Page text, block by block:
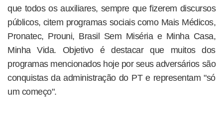
que todos os auxiliares, sempre que fizerem discursos
públicos, citem programas sociais como Mais Médicos,
Pronatec, Prouni, Brasil Sem Miséria e Minha Casa,
Minha Vida. Objetivo é destacar que muitos dos
programas mencionados hoje por seus adversários são
conquistas da administração do PT e representam "só
um começo".